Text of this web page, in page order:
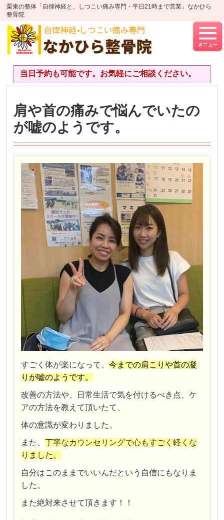
栗東の整体「自律神経と、しつこい痛み専門・平日21時まで営業」なかひら
整骨院
当日予約も可能です。お気軽にご相談ください。
肩や首の痛みで悩んでいたの
が嘘のようです。
すごく体が楽になって、今までの肩こりや首の凝
りが嘘のようです。
改善の方法や、日常生活で気を付けるべき点、ケ
アの方法を教えて頂いたて、
体の意識が変わりました。
また、丁寧なカウンセリングで心もすごく軽くな
りました。
自分はこのままでいいんだという自信にもなりま
した。
また絶対来させて頂きます！！